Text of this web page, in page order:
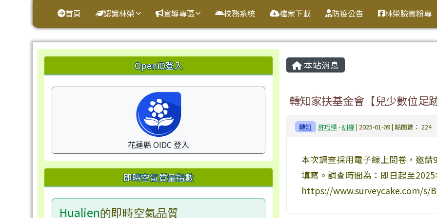
花蓮縣鳳林鎮林榮國小
首頁 認識林榮 宣導專區 校務系統 檔案下載 防疫公告 林榮臉書粉專
左邊區域內容OpenID登入
花蓮縣 OIDC 登入
即時空氣質量指數
Hualien的即時空氣品質
主內容區域
本站消息
轉知家扶基金會【兒少數位足
轉知 許巧樺-訓導 | 2025-01-09 | 點閱數： 224
本次調查採用電子線上問卷，邀
填寫。調查時間為：即日起至
https://www.surveycake.com/s/
頁尾區域